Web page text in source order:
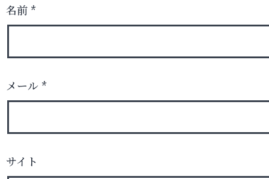
名前 *
メール *
サイト